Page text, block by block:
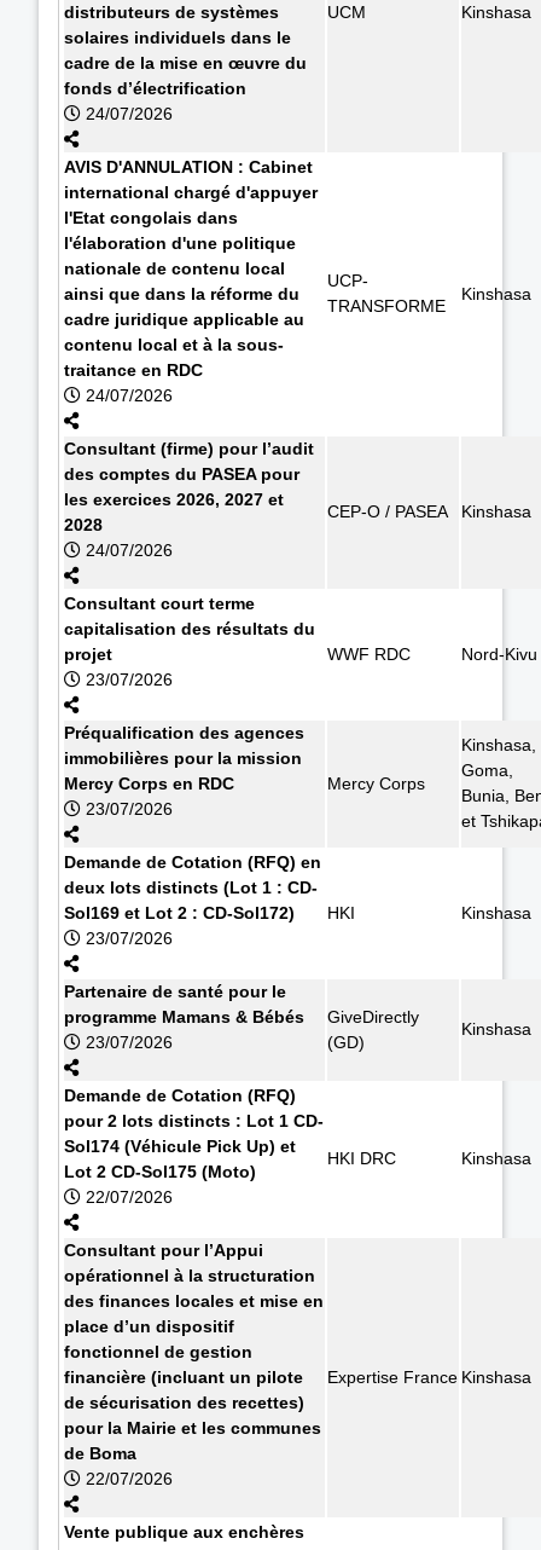
distributeurs de systèmes
solaires individuels dans le
cadre de la mise en œuvre du
fonds d’électrification
24/07/2026
UCM Kinshasa
AVIS D'ANNULATION : Cabinet
international chargé d'appuyer
l'Etat congolais dans
l'élaboration d'une politique
nationale de contenu local
ainsi que dans la réforme du
cadre juridique applicable au
contenu local et à la sous-
traitance en RDC
24/07/2026
UCP-
TRANSFORME
Kinshasa
Consultant (firme) pour l’audit
des comptes du PASEA pour
les exercices 2026, 2027 et
2028
24/07/2026
CEP-O / PASEA Kinshasa
Consultant court terme
capitalisation des résultats du
projet
23/07/2026
WWF RDC Nord-Kivu
Préqualification des agences
immobilières pour la mission
Mercy Corps en RDC
23/07/2026
Mercy Corps
Kinshasa,
Goma,
Bunia,
et
Demande de Cotation (RFQ) en
deux lots distincts (Lot 1 : CD-
Sol169 et Lot 2 : CD-Sol172)
23/07/2026
HKI Kinshasa
Partenaire de santé pour le
programme Mamans & Bébés
23/07/2026
GiveDirectly
(GD)
Kinshasa
Demande de Cotation (RFQ)
pour 2 lots distincts : Lot 1 CD-
Sol174 (Véhicule Pick Up) et
Lot 2 CD-Sol175 (Moto)
22/07/2026
HKI DRC Kinshasa
Consultant pour l’Appui
opérationnel à la structuration
des finances locales et mise en
place d’un dispositif
fonctionnel de gestion
financière (incluant un pilote
de sécurisation des recettes)
pour la Mairie et les communes
de Boma
22/07/2026
Expertise France Kinshasa
Vente publique aux enchères